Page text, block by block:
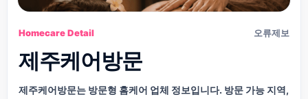
Homecare Detail 오류제보
제주케어방문
제주케어방문는 방문형 홈케어 업체 정보입니다. 방문 가능 지역,